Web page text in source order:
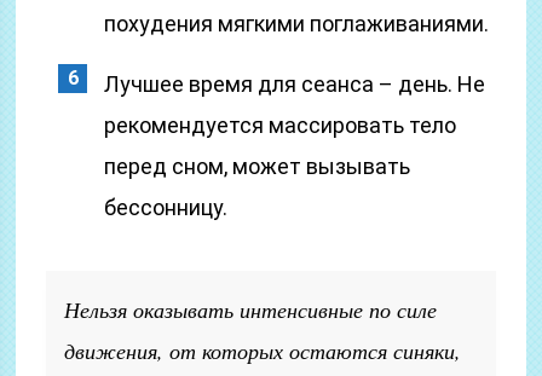
похудения мягкими поглаживаниями.
Лучшее время для сеанса – день. Не
рекомендуется массировать тело
перед сном, может вызывать
бессонницу.
Нельзя оказывать интенсивные по силе
движения, от которых остаются синяки,